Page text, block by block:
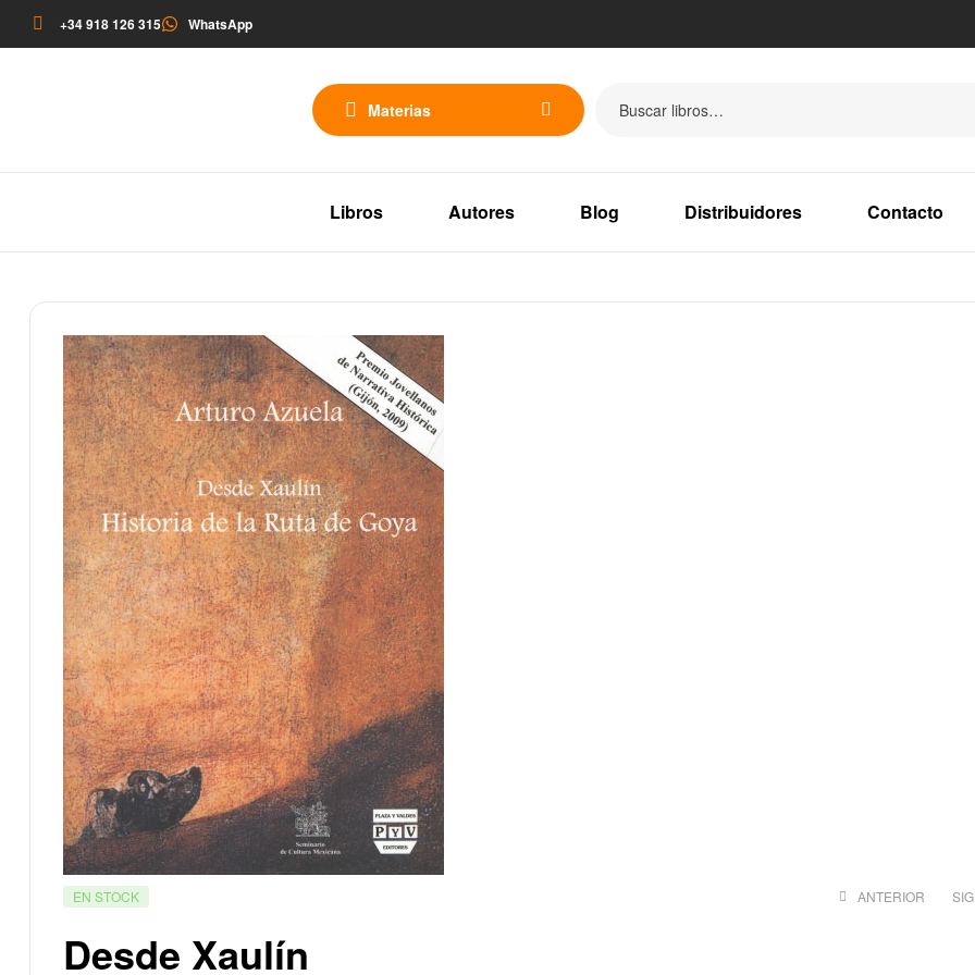
+34 918 126 315 WhatsApp
Materias
Libros Autores Blog Distribuidores Contacto
EN STOCK ANTERIOR
Desde Xaulín